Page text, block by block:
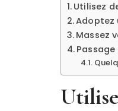
Utilisez
Adoptez
Massez